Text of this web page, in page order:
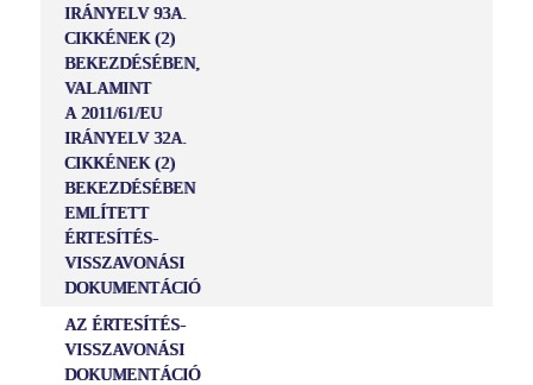
IRÁNYELV 93A.
CIKKÉNEK (2)
BEKEZDÉSÉBEN,
VALAMINT
A 2011/61/EU
IRÁNYELV 32A.
CIKKÉNEK (2)
BEKEZDÉSÉBEN
EMLÍTETT
ÉRTESÍTÉS-
VISSZAVONÁSI
DOKUMENTÁCIÓ
AZ ÉRTESÍTÉS-
VISSZAVONÁSI
DOKUMENTÁCIÓ